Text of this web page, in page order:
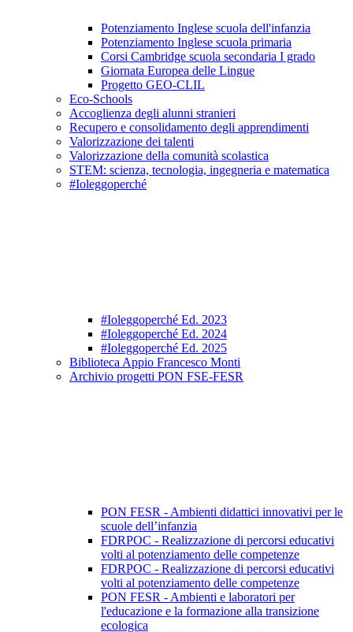
Potenziamento Inglese scuola dell'infanzia
Potenziamento Inglese scuola primaria
Corsi Cambridge scuola secondaria I grado
Giornata Europea delle Lingue
Progetto GEO-CLIL
Eco-Schools
Accoglienza degli alunni stranieri
Recupero e consolidamento degli apprendimenti
Valorizzazione dei talenti
Valorizzazione della comunità scolastica
STEM: scienza, tecnologia, ingegneria e matematica
#Ioleggoperché
#Ioleggoperché Ed. 2023
#Ioleggoperché Ed. 2024
#Ioleggoperché Ed. 2025
Biblioteca Appio Francesco Monti
Archivio progetti PON FSE-FESR
PON FESR - Ambienti didattici innovativi per le
scuole dell’infanzia
FDRPOC - Realizzazione di percorsi educativi
volti al potenziamento delle competenze
FDRPOC - Realizzazione di percorsi educativi
volti al potenziamento delle competenze
PON FESR - Ambienti e laboratori per
l'educazione e la formazione alla transizione
ecologica